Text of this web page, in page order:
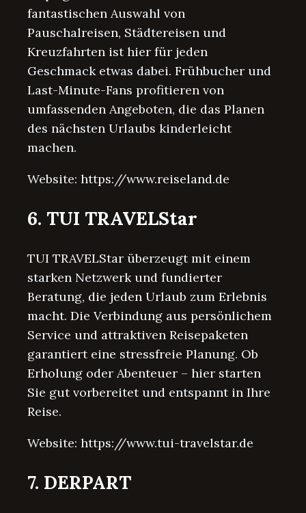
fantastischen Auswahl von
Pauschalreisen, Städtereisen und
Kreuzfahrten ist hier für jeden
Geschmack etwas dabei. Frühbucher und
Last-Minute-Fans profitieren von
umfassenden Angeboten, die das Planen
des nächsten Urlaubs kinderleicht
machen.
Website: https://www.reiseland.de
6. TUI TRAVELStar
TUI TRAVELStar überzeugt mit einem
starken Netzwerk und fundierter
Beratung, die jeden Urlaub zum Erlebnis
macht. Die Verbindung aus persönlichem
Service und attraktiven Reisepaketen
garantiert eine stressfreie Planung. Ob
Erholung oder Abenteuer – hier starten
Sie gut vorbereitet und entspannt in Ihre
Reise.
Website: https://www.tui-travelstar.de
7. DERPART